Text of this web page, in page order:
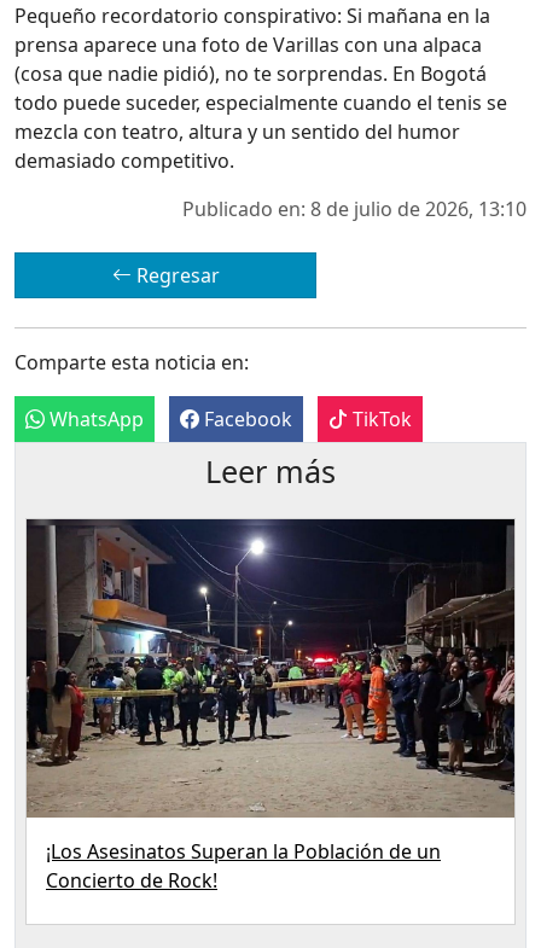
Pequeño recordatorio conspirativo: Si mañana en la
prensa aparece una foto de Varillas con una alpaca
(cosa que nadie pidió), no te sorprendas. En Bogotá
todo puede suceder, especialmente cuando el tenis se
mezcla con teatro, altura y un sentido del humor
demasiado competitivo.
Publicado en: 8 de julio de 2026, 13:10
Regresar
Comparte esta noticia en:
WhatsApp Facebook TikTok
Leer más
¡Los Asesinatos Superan la Población de un
Concierto de Rock!